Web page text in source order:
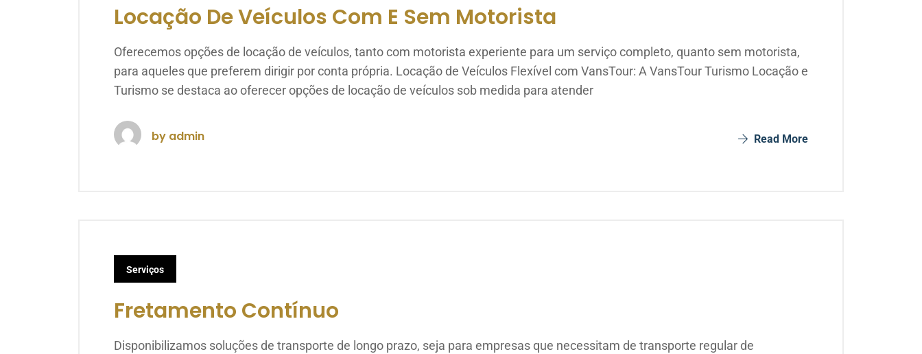
Locação De Veículos Com E Sem Motorista
Oferecemos opções de locação de veículos, tanto com motorista experiente para um serviço completo, quanto sem motorista,
para aqueles que preferem dirigir por conta própria. Locação de Veículos Flexível com VansTour: A VansTour Turismo Locação e
Turismo se destaca ao oferecer opções de locação de veículos sob medida para atender
by admin Read More
Serviços
Fretamento Contínuo
Disponibilizamos soluções de transporte de longo prazo, seja para empresas que necessitam de transporte regular de